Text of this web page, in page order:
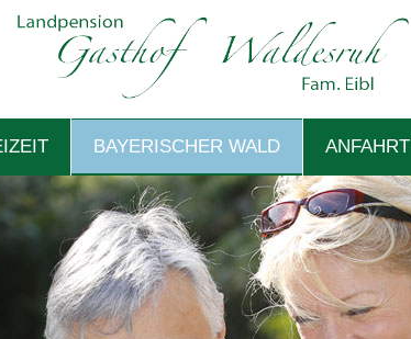
BAYERISCHER WALD ANFAHRT